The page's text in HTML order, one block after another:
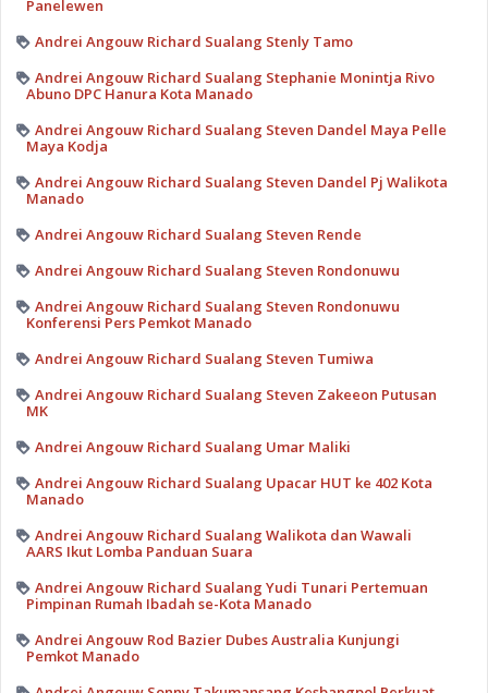
Panelewen
Andrei Angouw Richard Sualang Stenly Tamo
Andrei Angouw Richard Sualang Stephanie Monintja Rivo
Abuno DPC Hanura Kota Manado
Andrei Angouw Richard Sualang Steven Dandel Maya Pelle
Maya Kodja
Andrei Angouw Richard Sualang Steven Dandel Pj Walikota
Manado
Andrei Angouw Richard Sualang Steven Rende
Andrei Angouw Richard Sualang Steven Rondonuwu
Andrei Angouw Richard Sualang Steven Rondonuwu
Konferensi Pers Pemkot Manado
Andrei Angouw Richard Sualang Steven Tumiwa
Andrei Angouw Richard Sualang Steven Zakeeon Putusan
MK
Andrei Angouw Richard Sualang Umar Maliki
Andrei Angouw Richard Sualang Upacar HUT ke 402 Kota
Manado
Andrei Angouw Richard Sualang Walikota dan Wawali
AARS Ikut Lomba Panduan Suara
Andrei Angouw Richard Sualang Yudi Tunari Pertemuan
Pimpinan Rumah Ibadah se-Kota Manado
Andrei Angouw Rod Bazier Dubes Australia Kunjungi
Pemkot Manado